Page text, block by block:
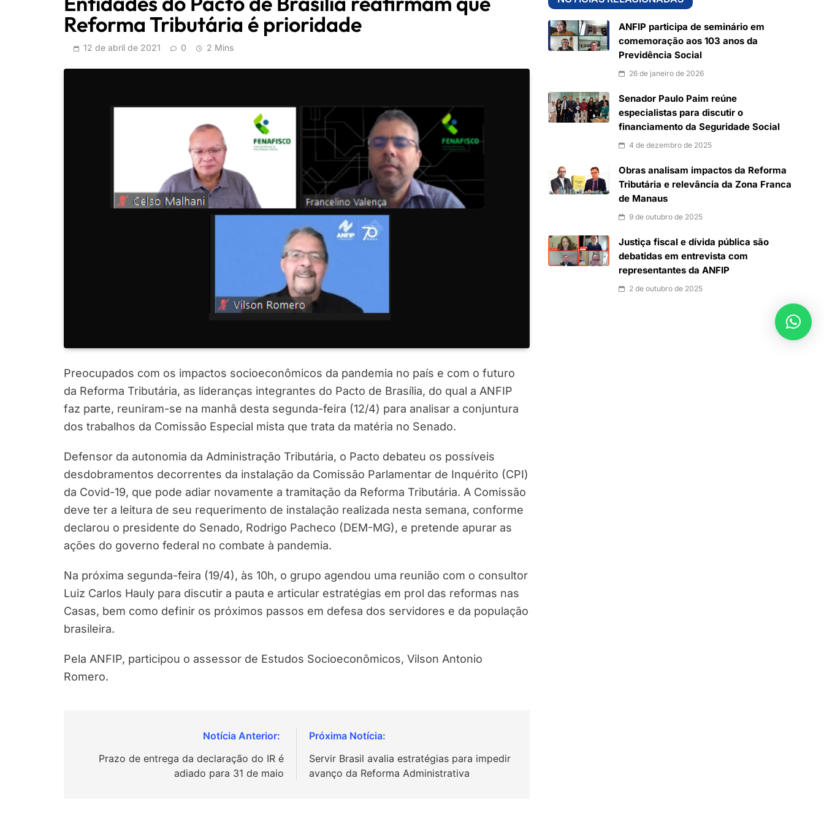
Reforma Tributária é prioridade
12 de abril de 2021 0 2 Mins
Preocupados com os impactos socioeconômicos da pandemia no país e com o futuro
da Reforma Tributária, as lideranças integrantes do Pacto de Brasília, do qual a ANFIP
faz parte, reuniram-se na manhã desta segunda-feira (12/4) para analisar a conjuntura
dos trabalhos da Comissão Especial mista que trata da matéria no Senado.
Defensor da autonomia da Administração Tributária, o Pacto debateu os possíveis
desdobramentos decorrentes da instalação da Comissão Parlamentar de Inquérito (CPI)
da Covid-19, que pode adiar novamente a tramitação da Reforma Tributária. A Comissão
deve ter a leitura de seu requerimento de instalação realizada nesta semana, conforme
declarou o presidente do Senado, Rodrigo Pacheco (DEM-MG), e pretende apurar as
ações do governo federal no combate à pandemia.
Na próxima segunda-feira (19/4), às 10h, o grupo agendou uma reunião com o consultor
Luiz Carlos Hauly para discutir a pauta e articular estratégias em prol das reformas nas
Casas, bem como definir os próximos passos em defesa dos servidores e da população
brasileira.
Pela ANFIP, participou o assessor de Estudos Socioeconômicos, Vilson Antonio
Romero.
Prazo de entrega da declaração do IR é
adiado para 31 de maio
Servir Brasil avalia estratégias para impedir
avanço da Reforma Administrativa
ANFIP participa de seminário em
comemoração aos 103 anos da
Previdência Social
26 de janeiro de 2026
Senador Paulo Paim reúne
especialistas para discutir o
financiamento da Seguridade Social
4 de dezembro de 2025
Obras analisam impactos da Reforma
Tributária e relevância da Zona Franca
de Manaus
9 de outubro de 2025
Justiça fiscal e dívida pública são
debatidas em entrevista com
representantes da ANFIP
2 de outubro de 2025